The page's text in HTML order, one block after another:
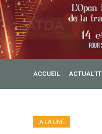
ACCUEIL ACTUAL’IT
A LA UNE